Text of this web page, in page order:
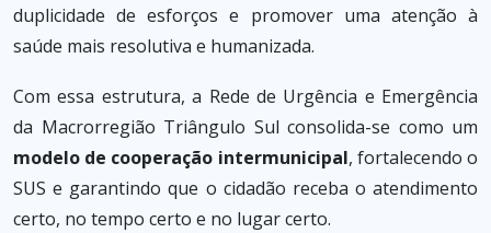
duplicidade de esforços e promover uma atenção à
saúde mais resolutiva e humanizada.
Com essa estrutura, a Rede de Urgência e Emergência
da Macrorregião Triângulo Sul consolida-se como um
modelo de cooperação intermunicipal, fortalecendo o
SUS e garantindo que o cidadão receba o atendimento
certo, no tempo certo e no lugar certo.